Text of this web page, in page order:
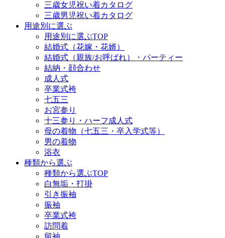
三歳女児祝い着カタログ
三歳男児祝い着カタログ
用途別に選ぶ
用途別に選ぶTOP
結婚式（花嫁・花婿）
結婚式（親族/お呼ばれ）・パーティー
結納・顔合わせ
成人式
卒業式袴
七五三
お宮参り
十三参り・ハーフ成人式
母の着物（七五三・卒入学式等）
男の着物
浴衣
種類から選ぶ
種類から選ぶTOP
白無垢・打掛
引き振袖
振袖
卒業式袴
訪問着
留袖